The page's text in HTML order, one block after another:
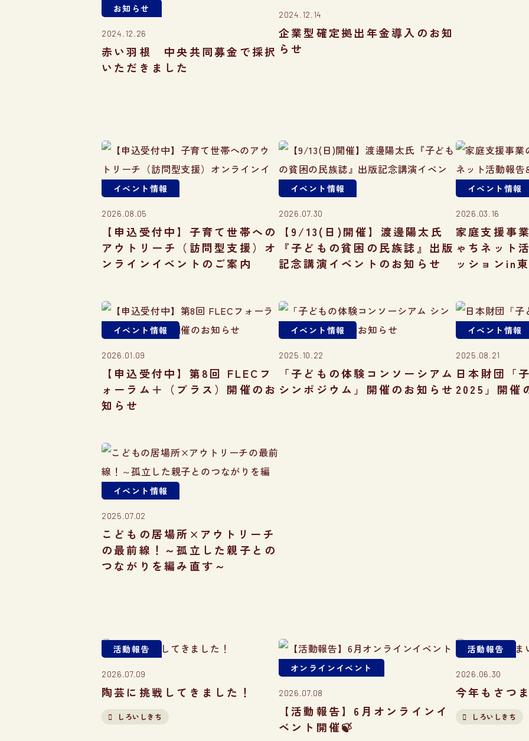
お知らせ
2024.12.26
赤い羽根 中央共同募金で採択
いただきました
2024.12.14
企業型確定拠出年金導入のお知
らせ
イベント情報
2026.08.05
【申込受付中】子育て世帯への
アウトリーチ（訪問型支援）オ
ンラインイベントのご案内
イベント情報
2026.07.30
【9/13(日)開催】渡邊陽太氏
『子どもの貧困の民族誌』出版
記念講演イベントのお知らせ
イベント情報
2026.03.16
家庭支援事
ゃちネット
ッションin
イベント情報
2026.01.09
【申込受付中】第8回 FLECフ
ォーラム＋（プラス）開催のお
知らせ
イベント情報
2025.10.22
「子どもの体験コンソーシアム
シンポジウム」開催のお知らせ
イベント情報
2025.08.21
日本財団「
2025」開催
イベント情報
2025.07.02
こどもの居場所×アウトリーチ
の最前線！～孤立した親子との
つながりを編み直す～
活動報告
2026.07.09
陶芸に挑戦してきました！
しろいしきち
オンラインイベント
2026.07.08
【活動報告】6月オンラインイ
ベント開催🍃
活動報告
2026.06.30
今年もさつ
しろいしきち